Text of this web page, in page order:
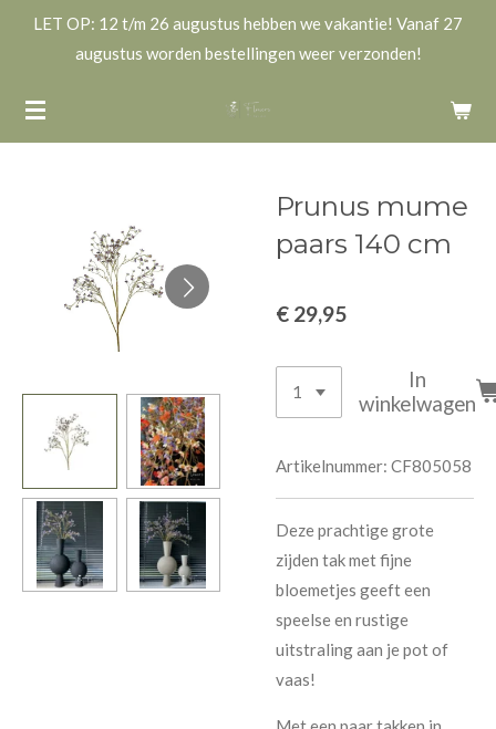
de
hoofdinhoud
LET OP: 12 t/m 26 augustus hebben we vakantie! Vanaf 27
augustus worden bestellingen weer verzonden!
Prunus mume
paars 140 cm
€ 29,95
In
winkelwagen
Artikelnummer: CF805058
Deze prachtige grote
zijden tak met fijne
bloemetjes geeft een
speelse en rustige
uitstraling aan je pot of
vaas!